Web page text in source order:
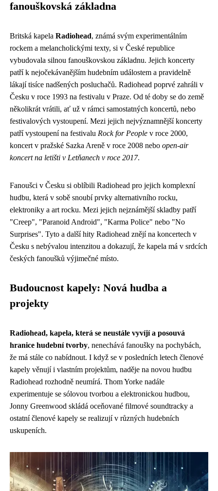
fanouškovská základna
Britská kapela Radiohead, známá svým experimentálním
rockem a melancholickými texty, si v České republice
vybudovala silnou fanouškovskou základnu. Jejich koncerty
patří k nejočekávanějším hudebním událostem a pravidelně
lákají tisíce nadšených posluchačů. Radiohead poprvé zahráli v
Česku v roce 1993 na festivalu v Praze. Od té doby se do země
několikrát vrátili, ať už v rámci samostatných koncertů, nebo
festivalových vystoupení. Mezi jejich nejvýznamnější koncerty
patří vystoupení na festivalu Rock for People v roce 2000,
koncert v pražské Sazka Areně v roce 2008 nebo open-air
koncert na letišti v Letňanech v roce 2017.
Fanoušci v Česku si oblíbili Radiohead pro jejich komplexní
hudbu, která v sobě snoubí prvky alternativního rocku,
elektroniky a art rocku. Mezi jejich nejznámější skladby patří
"Creep", "Paranoid Android", "Karma Police" nebo "No
Surprises". Tyto a další hity Radiohead znějí na koncertech v
Česku s nebývalou intenzitou a dokazují, že kapela má v srdcích
českých fanoušků výjimečné místo.
Budoucnost kapely: Nová hudba a
projekty
Radiohead, kapela, která se neustále vyvíjí a posouvá
hranice hudební tvorby, nenechává fanoušky na pochybách,
že má stále co nabídnout. I když se v posledních letech členové
kapely věnují i vlastním projektům, naděje na novou hudbu
Radiohead rozhodně neumírá. Thom Yorke nadále
experimentuje se sólovou tvorbou a elektronickou hudbou,
Jonny Greenwood skládá oceňované filmové soundtracky a
ostatní členové kapely se realizují v různých hudebních
uskupeních.